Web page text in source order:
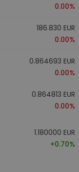
0.00%
186.830 EUR
0.00%
0.864693 EUR
0.00%
0.864813 EUR
0.00%
1.180000 EUR
+0.70%